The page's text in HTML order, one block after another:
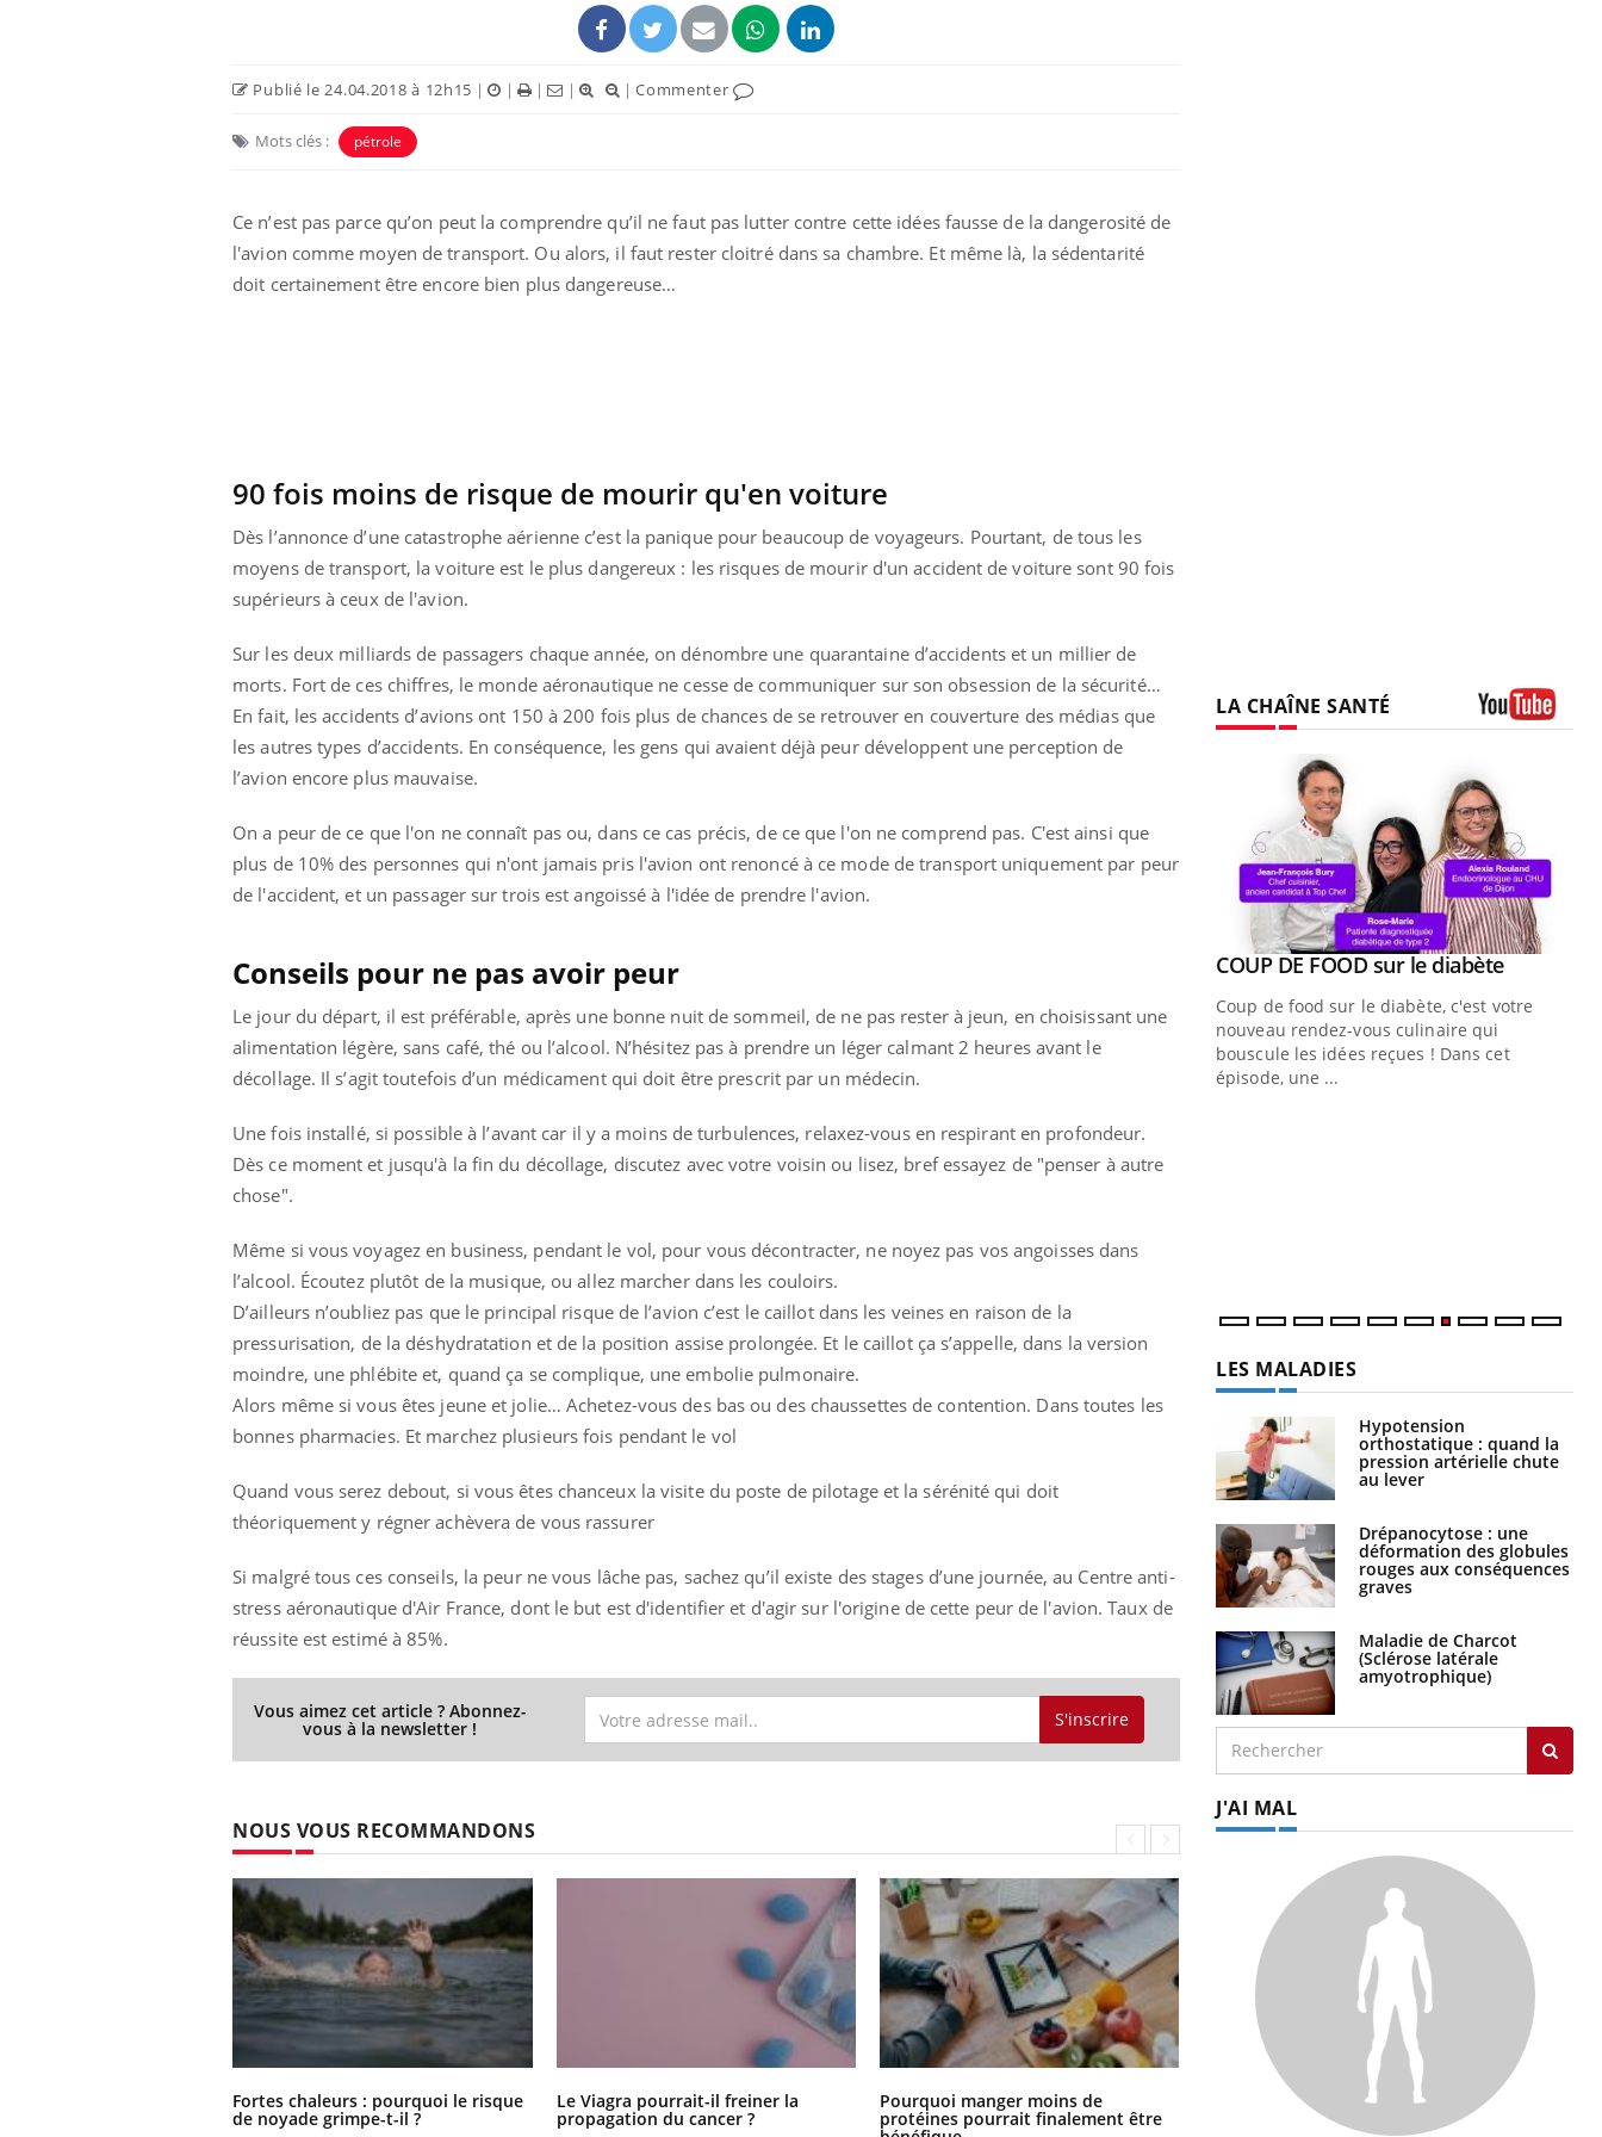
Publié le 24.04.2018 à 12h15 | | | | |Commenter
Mots clés : pétrole
Ce n’est pas parce qu’on peut la comprendre qu’il ne faut pas lutter contre cette idées fausse de la dangerosité de
l'avion comme moyen de transport. Ou alors, il faut rester cloitré dans sa chambre. Et même là, la sédentarité
doit certainement être encore bien plus dangereuse…
90 fois moins de risque de mourir qu'en voiture
Dès l’annonce d’une catastrophe aérienne c’est la panique pour beaucoup de voyageurs. Pourtant, de tous les
moyens de transport, la voiture est le plus dangereux : les risques de mourir d'un accident de voiture sont 90 fois
supérieurs à ceux de l'avion.
Sur les deux milliards de passagers chaque année, on dénombre une quarantaine d’accidents et un millier de
morts. Fort de ces chiffres, le monde aéronautique ne cesse de communiquer sur son obsession de la sécurité…
En fait, les accidents d’avions ont 150 à 200 fois plus de chances de se retrouver en couverture des médias que
les autres types d’accidents. En conséquence, les gens qui avaient déjà peur développent une perception de
l’avion encore plus mauvaise.
On a peur de ce que l'on ne connaît pas ou, dans ce cas précis, de ce que l'on ne comprend pas. C'est ainsi que
plus de 10% des personnes qui n'ont jamais pris l'avion ont renoncé à ce mode de transport uniquement par peur
de l'accident, et un passager sur trois est angoissé à l'idée de prendre l'avion.
Conseils pour ne pas avoir peur
Le jour du départ, il est préférable, après une bonne nuit de sommeil, de ne pas rester à jeun, en choisissant une
alimentation légère, sans café, thé ou l’alcool. N’hésitez pas à prendre un léger calmant 2 heures avant le
décollage. Il s’agit toutefois d’un médicament qui doit être prescrit par un médecin.
Une fois installé, si possible à l’avant car il y a moins de turbulences, relaxez-vous en respirant en profondeur.
Dès ce moment et jusqu'à la fin du décollage, discutez avec votre voisin ou lisez, bref essayez de "penser à autre
chose".
Même si vous voyagez en business, pendant le vol, pour vous décontracter, ne noyez pas vos angoisses dans
l’alcool. Écoutez plutôt de la musique, ou allez marcher dans les couloirs.
D’ailleurs n’oubliez pas que le principal risque de l’avion c’est le caillot dans les veines en raison de la
pressurisation, de la déshydratation et de la position assise prolongée. Et le caillot ça s’appelle, dans la version
moindre, une phlébite et, quand ça se complique, une embolie pulmonaire.
Alors même si vous êtes jeune et jolie… Achetez-vous des bas ou des chaussettes de contention. Dans toutes les
bonnes pharmacies. Et marchez plusieurs fois pendant le vol
Quand vous serez debout, si vous êtes chanceux la visite du poste de pilotage et la sérénité qui doit
théoriquement y régner achèvera de vous rassurer
Si malgré tous ces conseils, la peur ne vous lâche pas, sachez qu’il existe des stages d’une journée, au Centre anti-
stress aéronautique d'Air France, dont le but est d'identifier et d'agir sur l'origine de cette peur de l'avion. Taux de
réussite est estimé à 85%.
Vous aimez cet article ? Abonnez-
vous à la newsletter ! S'inscrire
NOUS VOUS RECOMMANDONS
Fortes chaleurs : pourquoi le risque
de noyade grimpe-t-il ?
Le Viagra pourrait-il freiner la
propagation du cancer ?
Pourquoi manger moins de
protéines pourrait finalement être
Grossesse et chaleur : ce que dit la
LA CHAÎNE SANTÉ
Eczéma Chronique des Mains : se
préparer pour l’été !Youtube
L'été arrive… et avec lui, un tout nouveau
rythme de vie ! Vacances, plage, piscine,
soleil, activités en plein air… Nos mains
Youtube
Diabète & Ramadan 2026
Le Ramadan approche, et, pour de
nombreuses personnes atteintes de
diabète, c'est une période de questions, de
défis, mais ...
préventiveYoutube
Un établissement lié à un groupe
mutualiste innove en matière de bilan de
numérique » permet ...
Youtube
COUP DE FOOD sur le diabèteYoutube
Coup de food sur le diabète, c'est votre
nouveau rendez-vous culinaire qui
bouscule les idées reçues ! Dans cet
épisode, une ...
LES MALADIES
Hypotension
orthostatique : quand la
pression artérielle chute
au lever
Drépanocytose : une
déformation des globules
rouges aux conséquences
graves
Maladie de Charcot
(Sclérose latérale
amyotrophique)
J'AI MAL